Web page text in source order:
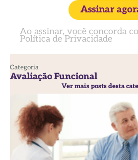
Assinar
Ao assinar, você concorda
Política de Privacidade
Categoria
Avaliação Funcional
Ver mais posts desta